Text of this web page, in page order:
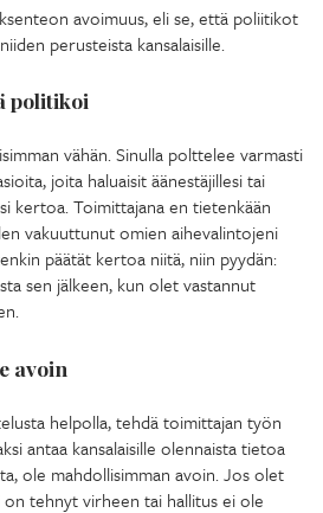
avoimuus, eli se, että poliitikot
perusteista kansalaisille.
politikoi
vähän. Sinulla polttelee varmasti
joita haluaisit äänestäjillesi tai
kertoa. Toimittajana en tietenkään
vakuuttunut omien aihevalintojeni
päätät kertoa niitä, niin pyydän:
sen jälkeen, kun olet vastannut
avoin
helpolla, tehdä toimittajan työn
antaa kansalaisille olennaista tietoa
ole mahdollisimman avoin. Jos olet
tehnyt virheen tai hallitus ei ole